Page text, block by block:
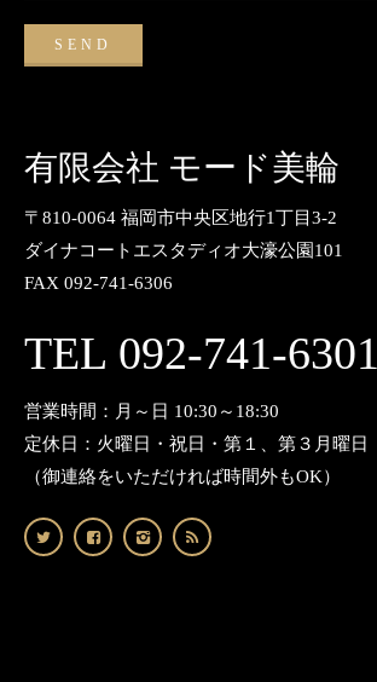
有限会社 モード美輪
〒810-0064 福岡市中央区地行1丁目3-2
ダイナコートエスタディオ大濠公園101
FAX 092-741-6306
TEL 092-741-6301
営業時間：月～日 10:30～18:30
定休日：火曜日・祝日・第１、第３月曜日
（御連絡をいただければ時間外もOK）